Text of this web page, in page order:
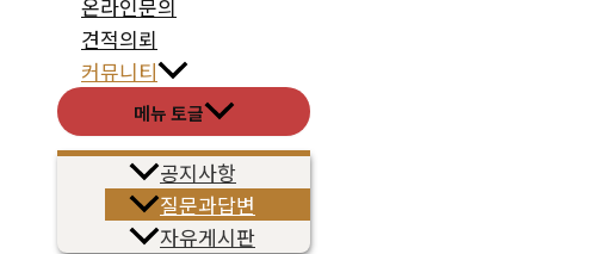
온라인문의
견적의뢰
커뮤니티
메뉴 토글
공지사항
질문과답변
자유게시판